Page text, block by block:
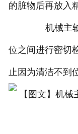
的脏物后再放入
机械主轴
位之间进行密切
止因为清洁不到